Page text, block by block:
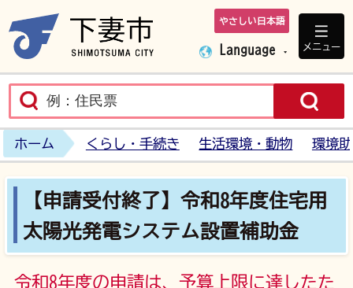
下妻市ホームペ
やさしい日本語
Language メニュー
ホーム くらし・手続き 生活環境・動物 環境
【申請受付終了】令和8年度住宅用
太陽光発電システム設置補助金
令和8年度の申請は、予算上限に達したた